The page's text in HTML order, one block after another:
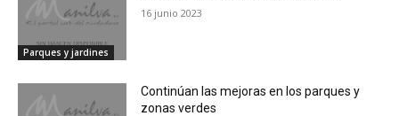
Parques y jardines
16 junio 2023
Continúan las mejoras en los parques y
zonas verdes